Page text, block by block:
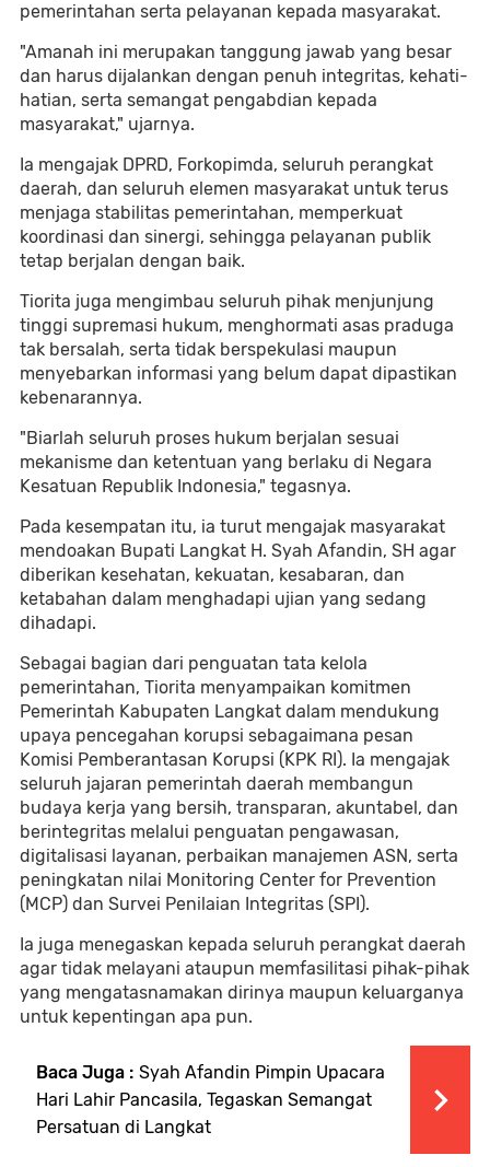
pemerintahan serta pelayanan kepada masyarakat.
"Amanah ini merupakan tanggung jawab yang besar
dan harus dijalankan dengan penuh integritas, kehati-
hatian, serta semangat pengabdian kepada
masyarakat," ujarnya.
Ia mengajak DPRD, Forkopimda, seluruh perangkat
daerah, dan seluruh elemen masyarakat untuk terus
menjaga stabilitas pemerintahan, memperkuat
koordinasi dan sinergi, sehingga pelayanan publik
tetap berjalan dengan baik.
Tiorita juga mengimbau seluruh pihak menjunjung
tinggi supremasi hukum, menghormati asas praduga
tak bersalah, serta tidak berspekulasi maupun
menyebarkan informasi yang belum dapat dipastikan
kebenarannya.
"Biarlah seluruh proses hukum berjalan sesuai
mekanisme dan ketentuan yang berlaku di Negara
Kesatuan Republik Indonesia," tegasnya.
Pada kesempatan itu, ia turut mengajak masyarakat
mendoakan Bupati Langkat H. Syah Afandin, SH agar
diberikan kesehatan, kekuatan, kesabaran, dan
ketabahan dalam menghadapi ujian yang sedang
dihadapi.
Sebagai bagian dari penguatan tata kelola
pemerintahan, Tiorita menyampaikan komitmen
Pemerintah Kabupaten Langkat dalam mendukung
upaya pencegahan korupsi sebagaimana pesan
Komisi Pemberantasan Korupsi (KPK RI). Ia mengajak
seluruh jajaran pemerintah daerah membangun
budaya kerja yang bersih, transparan, akuntabel, dan
berintegritas melalui penguatan pengawasan,
digitalisasi layanan, perbaikan manajemen ASN, serta
peningkatan nilai Monitoring Center for Prevention
(MCP) dan Survei Penilaian Integritas (SPI).
Ia juga menegaskan kepada seluruh perangkat daerah
agar tidak melayani ataupun memfasilitasi pihak-pihak
yang mengatasnamakan dirinya maupun keluarganya
untuk kepentingan apa pun.
Baca Juga : Syah Afandin Pimpin Upacara
Hari Lahir Pancasila, Tegaskan Semangat
Persatuan di Langkat